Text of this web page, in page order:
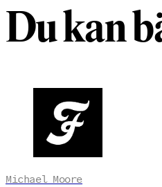
Du kan
Michael Moore